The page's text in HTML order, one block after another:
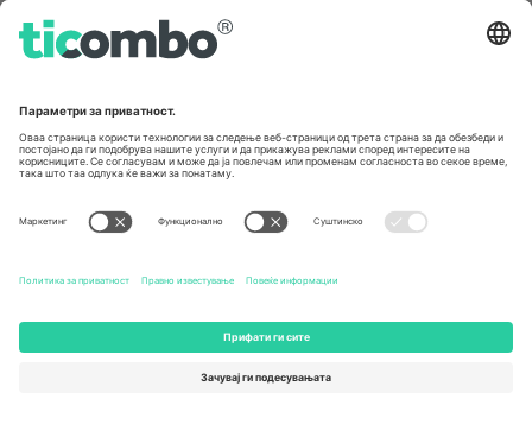
Germany
Unter den Linden 24, 10117
167 City Road, London, Greater
United States
131 Continental Dr, Suite 305,
Newark, Delaware 19713, United
States
Switzerland
Engelberg, Switzerland
Bulgaria
Regus Sofia City West, bul
United Arab Emirates
UAE Dubai Silicon Oasis, DDP
Building A1, Office 302, Dubai,